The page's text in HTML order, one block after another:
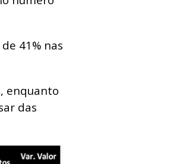
41% nas
enquanto
das